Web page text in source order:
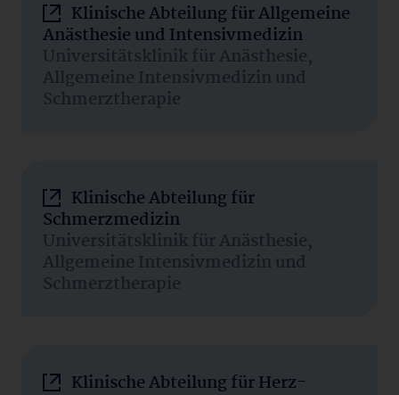
Klinische Abteilung für Allgemeine
Anästhesie und Intensivmedizin
Universitätsklinik für Anästhesie,
Allgemeine Intensivmedizin und
Schmerztherapie
Klinische Abteilung für
Schmerzmedizin
Universitätsklinik für Anästhesie,
Allgemeine Intensivmedizin und
Schmerztherapie
Klinische Abteilung für Herz-